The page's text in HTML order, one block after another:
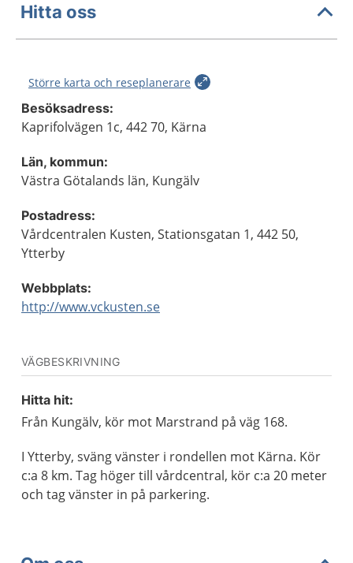
Hitta oss
Större karta och reseplanerare
Besöksadress:
Kaprifolvägen 1c, 442 70, Kärna
Län, kommun:
Västra Götalands län, Kungälv
Postadress:
Vårdcentralen Kusten, Stationsgatan 1, 442 50,
Ytterby
Webbplats:
http://www.vckusten.se
VÄGBESKRIVNING
Hitta hit:
Från Kungälv, kör mot Marstrand på väg 168.
I Ytterby, sväng vänster i rondellen mot Kärna. Kör
c:a 8 km. Tag höger till vårdcentral, kör c:a 20 meter
och tag vänster in på parkering.